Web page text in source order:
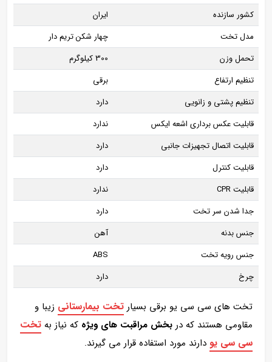
کشور سازنده
ایران
مدل تخت
چهار شکن تریم دار
تحمل وزن
300 کیلوگرم
تنظیم ارتفاع
برقی
تنظیم پشتی و زانویی
دارد
قابلیت عکس برداری اشعه ایکس
ندارد
قابلیت اتصال تجهیزات جانبی
دارد
قابلیت کنترل
دارد
قابلیت CPR
ندارد
جدا شدن سر تخت
دارد
جنس بدنه
آهن
جنس رویه تخت
ABS
چرخ
دارد
تخت های سی سی یو برقی بسیار تخت بیمارستانی زیبا و
مقاومی هستند که در بخش مراقبت های ویژه که نیاز به تخت
سی سی یو دارند مورد استفاده قرار می گیرند.